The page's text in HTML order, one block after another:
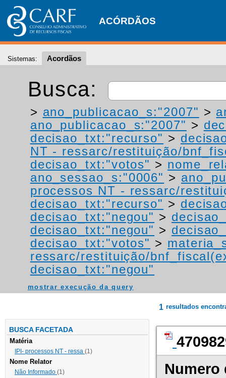
ACÓRDÃOS
Sistemas: Acordãos
Busca:
> ano_publicacao_s:"2007" >
ano_publicacao_s:"2007" >
decisao_txt:"recurso" >
NT - ressarc/restituição/
decisao_txt:"votos" >
ano_sessao_s:"0006" >
processos NT - ressarc/
decisao_txt:"recurso" >
decisao_txt:"negou" >
decisao_txt:"negou" >
decisao_txt:"votos" >
ressarc/restituição/
decisao_txt:"negou"
mostrar execução da query
BUSCA FACETADA
Matéria
IPI- processos NT - ressa (1)
Nome Relator
Não Informado (1)
1 resultados
Numero